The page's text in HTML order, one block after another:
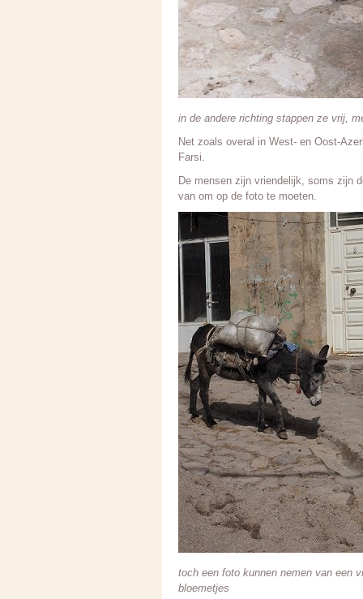
in de andere richting stappen ze vrij,
Net zoals overal in West- en Oost-
Farsi.
De mensen zijn vriendelijk, soms zijn
van om op de foto te moeten.
toch een foto kunnen nemen van een
bloemetjes